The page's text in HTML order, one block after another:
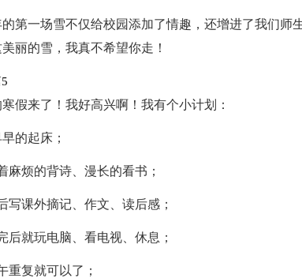
第一场雪不仅给校园添加了情趣，还增进了我们师
丽的雪，我真不希望你走！
假来了！我好高兴啊！我有个小计划：
的起床；
麻烦的背诗、漫长的看书；
写课外摘记、作文、读后感；
后就玩电脑、看电视、休息；
重复就可以了；